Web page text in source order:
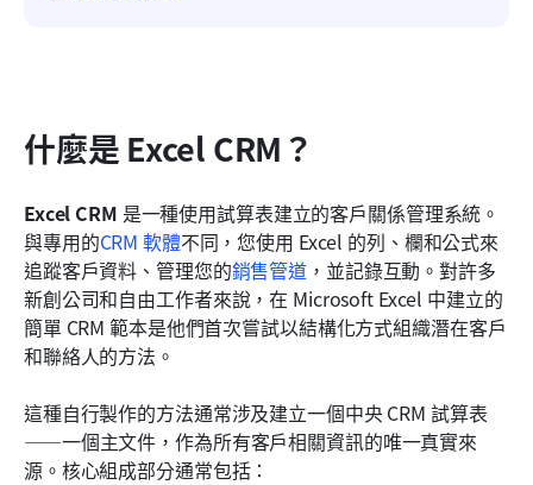
什麼是 Excel CRM？
Excel CRM 是一種使用試算表建立的客戶關係管理系統。
與專用的CRM 軟體不同，您使用 Excel 的列、欄和公式來
追蹤客戶資料、管理您的銷售管道 ，並記錄互動。對許多
新創公司和自由工作者來說，在 Microsoft Excel 中建立的
簡單 CRM 範本是他們首次嘗試以結構化方式組織潛在客戶
和聯絡人的方法。
這種自行製作的方法通常涉及建立一個中央 CRM 試算表
——一個主文件，作為所有客戶相關資訊的唯一真實來
源。核心組成部分通常包括：